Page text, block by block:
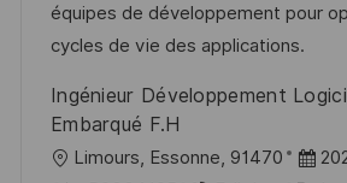
t
i
n
f
f
c
c
e
u
r
i
équipes de développement pour
cycles de vie des applications.
Ingénieur Développement
Embarqué F.H
Limours, Essonne, 91470
D